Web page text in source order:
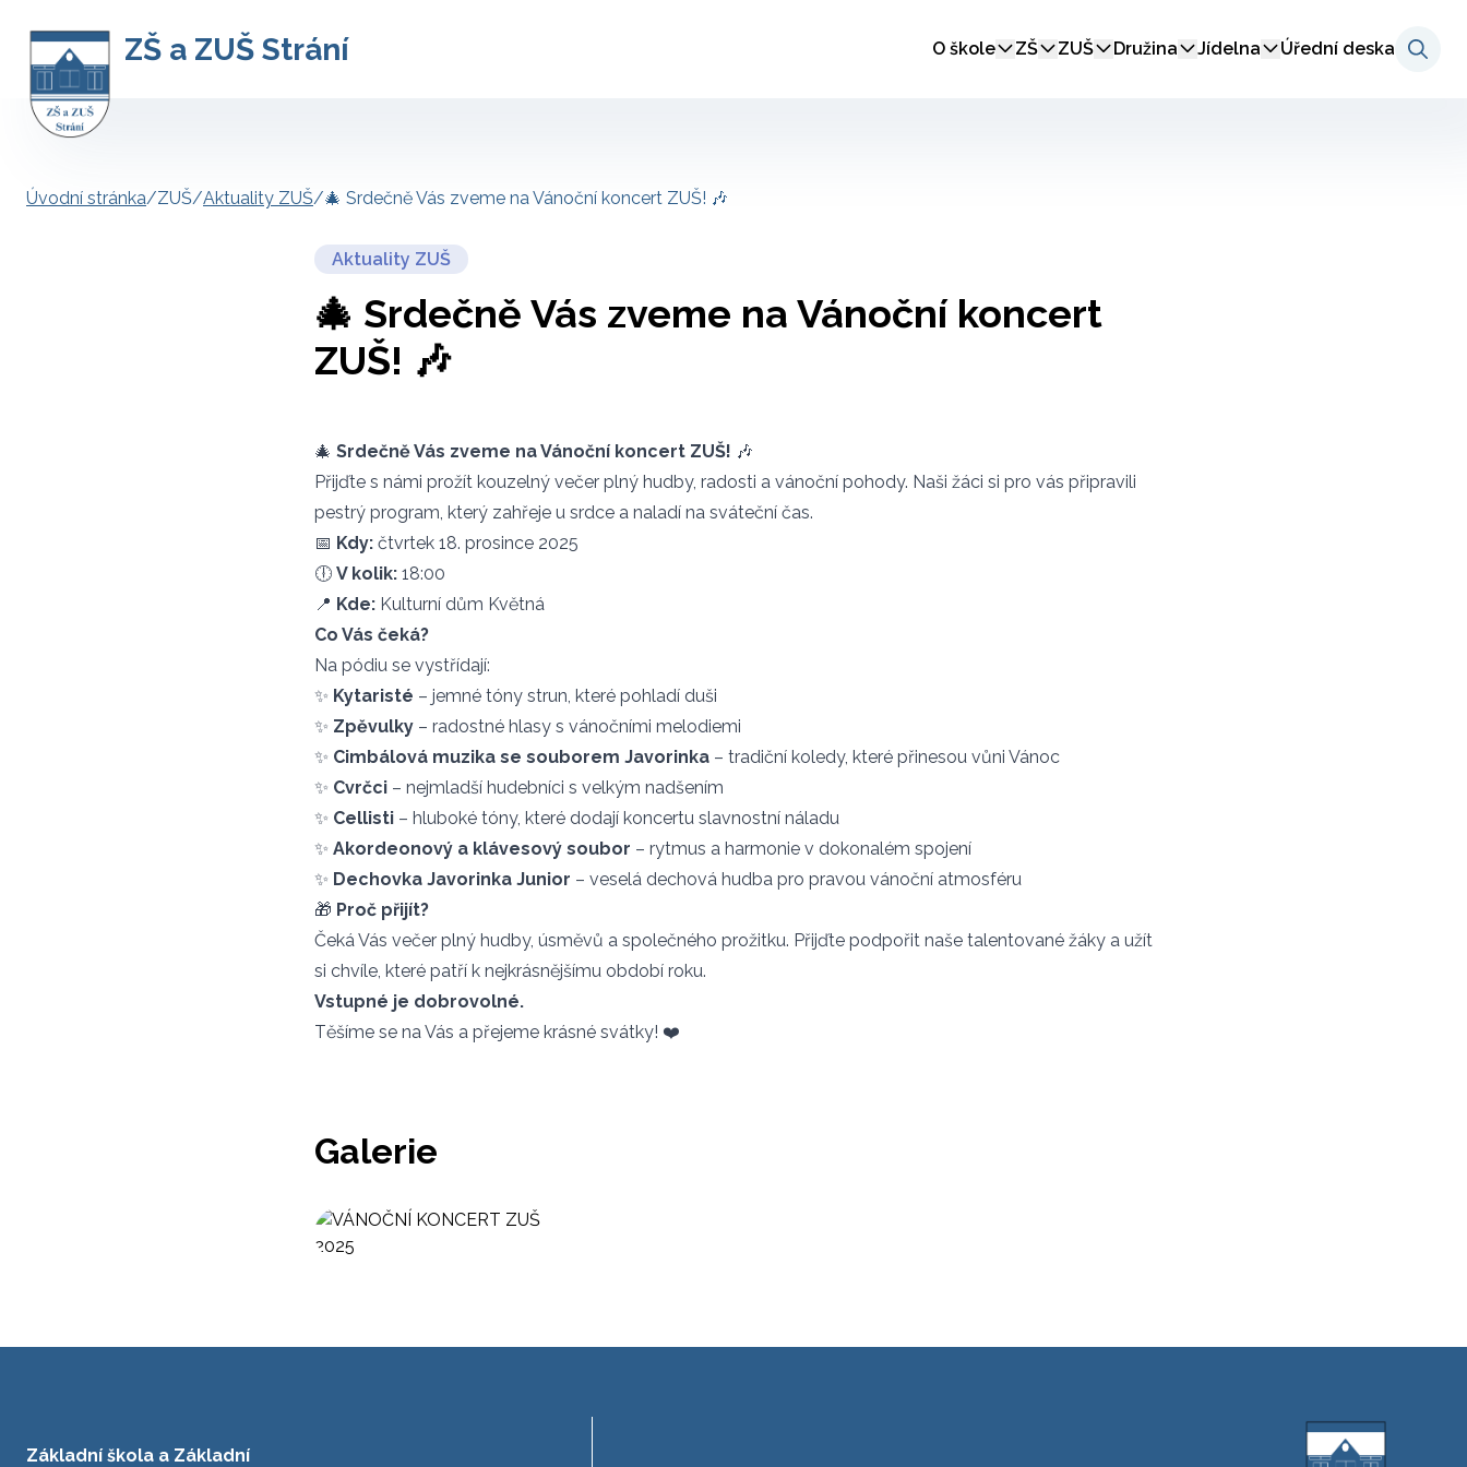
ZŠ a ZUŠ Strání O škole ZŠ ZUŠ Družina Jídelna Úřední deska
Úvodní stránka/ZUŠ/Aktuality ZUŠ/🎄 Srdečně Vás zveme na Vánoční koncert ZUŠ! 🎶
Aktuality ZUŠ
🎄 Srdečně Vás zveme na Vánoční koncert
ZUŠ! 🎶
🎄 Srdečně Vás zveme na Vánoční koncert ZUŠ! 🎶
Přijďte s námi prožít kouzelný večer plný hudby, radosti a vánoční pohody. Naši žáci si pro vás připravili
pestrý program, který zahřeje u srdce a naladí na sváteční čas.
📅 Kdy: čtvrtek 18. prosince 2025
🕕 V kolik: 18:00
📍 Kde: Kulturní dům Květná
Co Vás čeká?
Na pódiu se vystřídají:
✨ Kytaristé – jemné tóny strun, které pohladí duši
✨ Zpěvulky – radostné hlasy s vánočními melodiemi
✨ Cimbálová muzika se souborem Javorinka – tradiční koledy, které přinesou vůni Vánoc
✨ Cvrčci – nejmladší hudebníci s velkým nadšením
✨ Cellisti – hluboké tóny, které dodají koncertu slavnostní náladu
✨ Akordeonový a klávesový soubor – rytmus a harmonie v dokonalém spojení
✨ Dechovka Javorinka Junior – veselá dechová hudba pro pravou vánoční atmosféru
🎁 Proč přijít?
Čeká Vás večer plný hudby, úsměvů a společného prožitku. Přijďte podpořit naše talentované žáky a užít
si chvíle, které patří k nejkrásnějšímu období roku.
Vstupné je dobrovolné.
Těšíme se na Vás a přejeme krásné svátky! ❤️
Galerie
Základní škola a Základní